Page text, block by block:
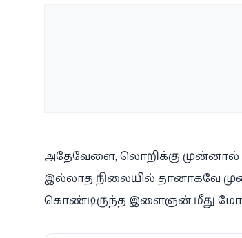
அதேவேளை, லொறிக்கு முன்னால்
இல்லாத நிலையில் தானாகவே
கொண்டிருந்த இளைஞன் மீது